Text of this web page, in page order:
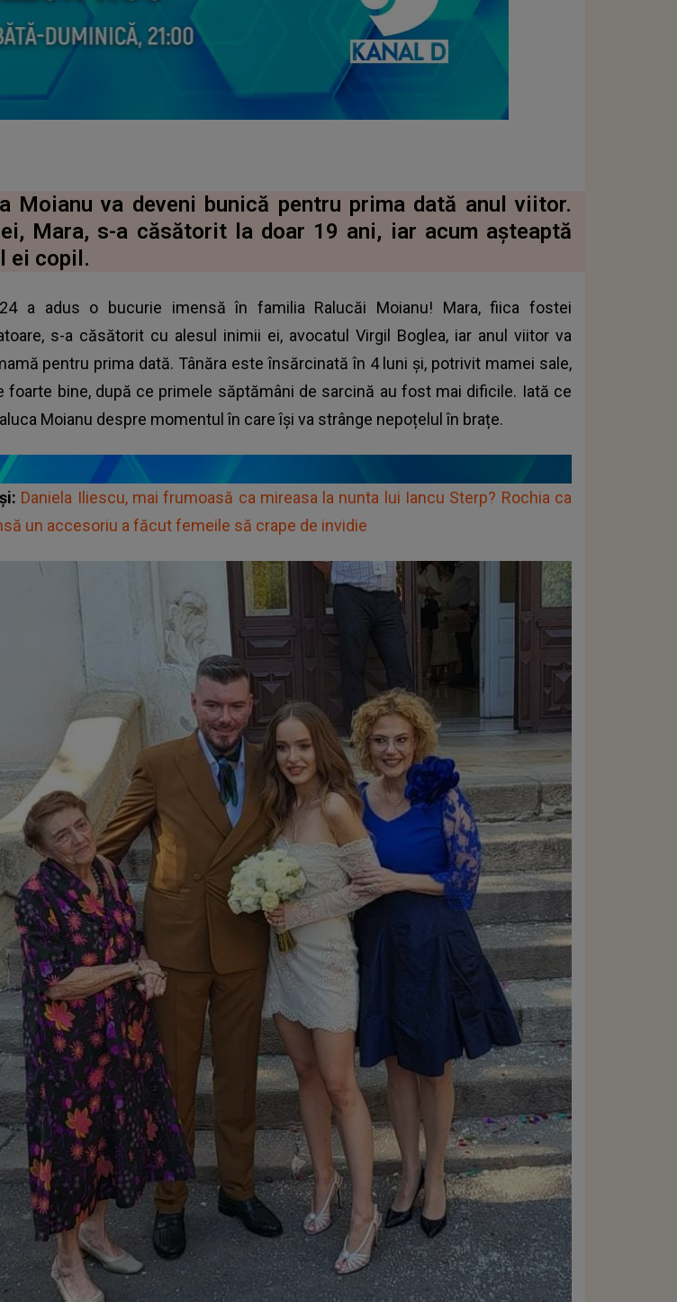
ARTICOLUL
Moianu va deveni bunică pentru prima dată anul viitor.
Mara, s-a căsătorit la doar 19 ani, iar acum așteaptă
ei copil.
a adus o bucurie imensă în familia Ralucăi Moianu! Mara, fiica fostei
s-a căsătorit cu alesul inimii ei, avocatul Virgil Boglea, iar anul viitor va
pentru prima dată. Tânăra este însărcinată în 4 luni și, potrivit mamei sale,
foarte bine, după ce primele săptămâni de sarcină au fost mai dificile. Iată ce
Moianu despre momentul în care își va strânge nepoțelul în brațe.
Daniela Iliescu, mai frumoasă ca mireasa la nunta lui Iancu Sterp? Rochia ca
un accesoriu a făcut femeile să crape de invidie